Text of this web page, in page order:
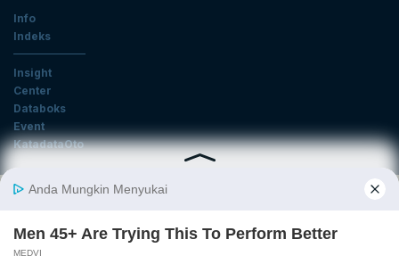
Info
Indeks
Insight
Center
Databoks
Event
KatadataOto
Langganan Newsletter
Daftar